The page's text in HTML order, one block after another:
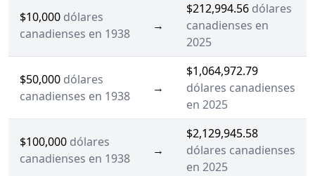
$10,000 dólares
canadienses en 1938
→
$212,994.56 dólares
canadienses en
2025
$50,000 dólares
canadienses en 1938
→
$1,064,972.79
dólares canadienses
en 2025
$100,000 dólares
canadienses en 1938
→
$2,129,945.58
dólares canadienses
en 2025